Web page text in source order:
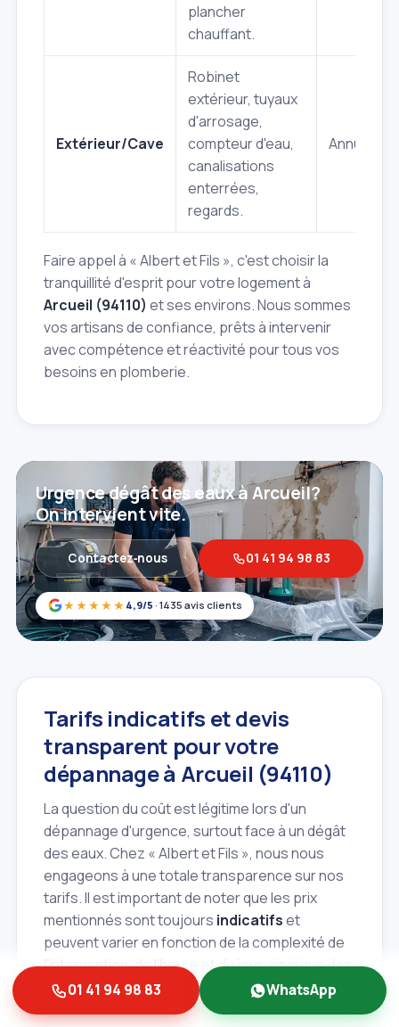
plancher
chauffant.
Extérieur/Cave
Robinet
extérieur, tuyaux
d'arrosage,
compteur d'eau,
canalisations
enterrées,
regards.
Faire appel à « Albert et Fils », c'est choisir la
tranquillité d'esprit pour votre logement à
Arcueil (94110) et ses environs. Nous sommes
vos artisans de confiance, prêts à intervenir
avec compétence et réactivité pour tous vos
besoins en plomberie.
★★★★★ 4,9/5 · 1435 avis clients
Urgence dégât des eaux à Arcueil?
On intervient vite.
Contactez‑nous 01 41 94 98 83
Tarifs indicatifs et devis
transparent pour votre
dépannage à Arcueil (94110)
La question du coût est légitime lors d'un
dépannage d'urgence, surtout face à un dégât
des eaux. Chez « Albert et Fils », nous nous
engageons à une totale transparence sur nos
tarifs. Il est important de noter que les prix
mentionnés sont toujours indicatifset
peuvent varier en fonction de la complexité de
l'intervention, de l'heure et du jour, ainsi que des
matériaux nécessaires. Un devis gratuit et
détaillé vous sera systématiquement proposé
01 41 94 98 83 WhatsApp